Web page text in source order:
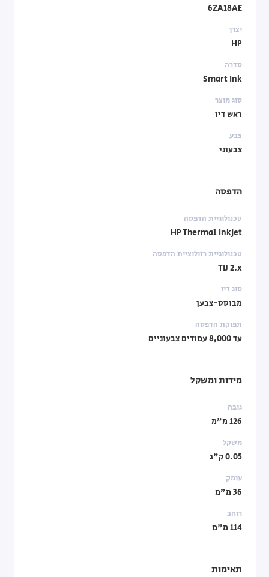
6ZA18AE
יצרן
HP
סדרה
Smart Ink
סוג מוצר
ראש דיו
צבע
צבעוני
הדפסה
טכנולוגיית הדפסה
HP Thermal Inkjet
טכנולוגיית רזולוציית הדפסה
TIJ 2.x
סוג דיו
מבוסס-צבען
תפוקת הדפסה
עד 8,000 עמודים צבעוניים
מידות ומשקל
גובה
126 מ"מ
משקל
0.05 ק"ג
עומק
36 מ"מ
רוחב
114 מ"מ
תאימות